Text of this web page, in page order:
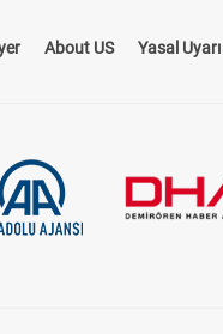
About US Yasal Uyarı